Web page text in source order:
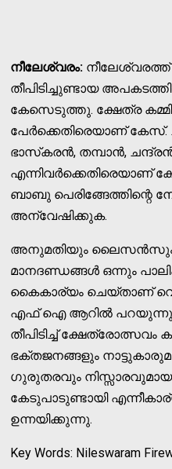
നീലേശ്വരം: നീലേശ്വരത്ത്
തീപിടിച്ചുണ്ടായ
കേസെടുത്തു. ക്ഷേത്ര
പേര്‍ക്കെതിരെയാണ് കേസ്.
ഭാസ്‌കരന്‍, തമ്പാന്‍,
എന്നിവര്‍ക്കെതിരെയാണ്
ബാബു
അന്വേഷിക്കുക.
അനുമതിയും ലൈസന്‍സും
മാനദണ്ഡങ്ങള്‍ ഒന്നും
കൈകാര്യം ചെയ്താണ്
എഫ് ഐ ആറില്‍ പറയുന്നു.
തീപിടിച്ച്
ഭക്തജനങ്ങളും
ഗുരുതരവും നിസ്സാരവുമായ
കേടുപാടുണ്ടായി
ഉന്നയിക്കുന്നു.
Key Words: Nileswaram